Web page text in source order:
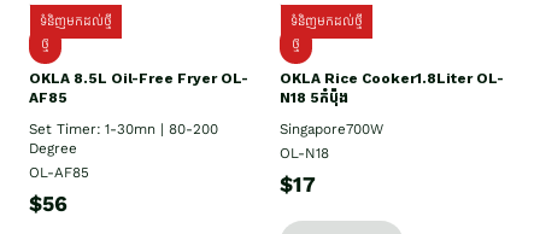
ទំនិញមកដល់ថ្មី
ថ្មី
OKLA 8.5L Oil-Free Fryer OL-
AF85
Set Timer: 1-30mn | 80-200
Degree
OL-AF85
$56
ទំនិញមកដល់ថ្មី
ថ្មី
OKLA Rice Cooker1.8Liter OL-
N18 5កំប៉ុង
Singapore700W
OL-N18
$17